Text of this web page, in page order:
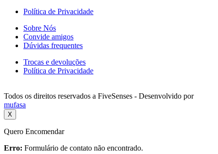
Política de Privacidade
Sobre Nós
Convide amigos
Dúvidas frequentes
Trocas e devoluções
Política de Privacidade
Todos os direitos reservados a FiveSenses - Desenvolvido por
mufasa
X
Quero Encomendar
Erro: Formulário de contato não encontrado.